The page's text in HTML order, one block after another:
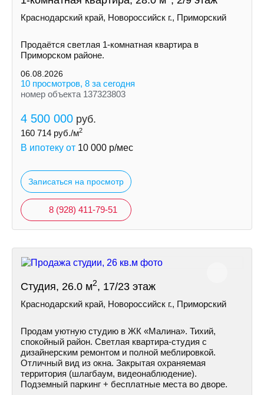
Краснодарский край, Новороссийск г., Приморский
Продаётся светлая 1-комнатная квартира в
Приморском районе.
06.08.2026
10 просмотров, 8 за сегодня
номер объекта 137323803
4 500 000 руб.
160 714 руб./м2
В ипотеку от 10 000 р/мес
Записаться на просмотр
8 (928) 411-79-51
Студия, 26.0 м2, 17/23 этаж
Краснодарский край, Новороссийск г., Приморский
Продам уютную студию в ЖК «Малина». Тихий,
спокойный район. Светлая квартира-студия с
дизайнерским ремонтом и полной меблировкой.
Отличный вид из окна. Закрытая охраняемая
территория (шлагбаум, видеонаблюдение).
Подземный паркинг + бесплатные места во дворе.